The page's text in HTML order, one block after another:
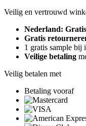
Veilig en vertrouwd
Nederland:
Gratis
1 gratis sample bij
Veilige betaling
Veilig betalen met
Betaling vooraf